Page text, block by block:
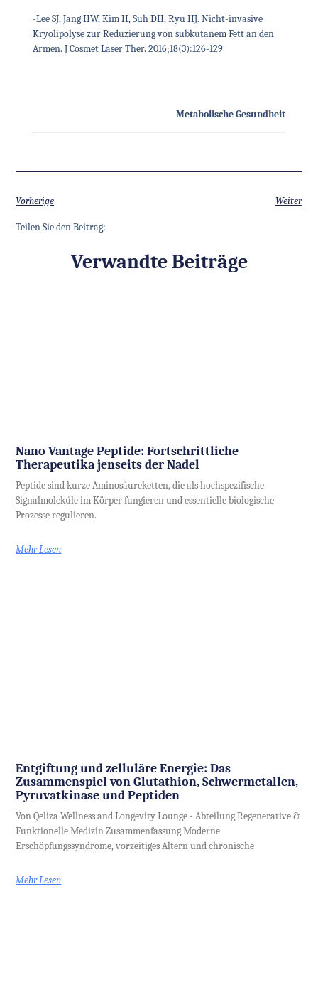
-Lee SJ, Jang HW, Kim H, Suh DH, Ryu HJ. Nicht-invasive
Kryolipolyse zur Reduzierung von subkutanem Fett an den
Armen. J Cosmet Laser Ther. 2016;18(3):126-129
Metabolische Gesundheit
Vorherige Weiter
Teilen Sie den Beitrag:
Verwandte Beiträge
Nano Vantage Peptide: Fortschrittliche
Therapeutika jenseits der Nadel
Peptide sind kurze Aminosäureketten, die als hochspezifische
Signalmoleküle im Körper fungieren und essentielle biologische
Prozesse regulieren.
Mehr Lesen
Entgiftung und zelluläre Energie: Das
Zusammenspiel von Glutathion, Schwermetallen,
Pyruvatkinase und Peptiden
Von Qeliza Wellness and Longevity Lounge - Abteilung Regenerative &
Funktionelle Medizin Zusammenfassung Moderne
Erschöpfungssyndrome, vorzeitiges Altern und chronische
Mehr Lesen